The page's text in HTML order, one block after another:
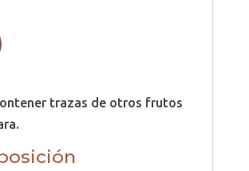
trazas de otros frutos